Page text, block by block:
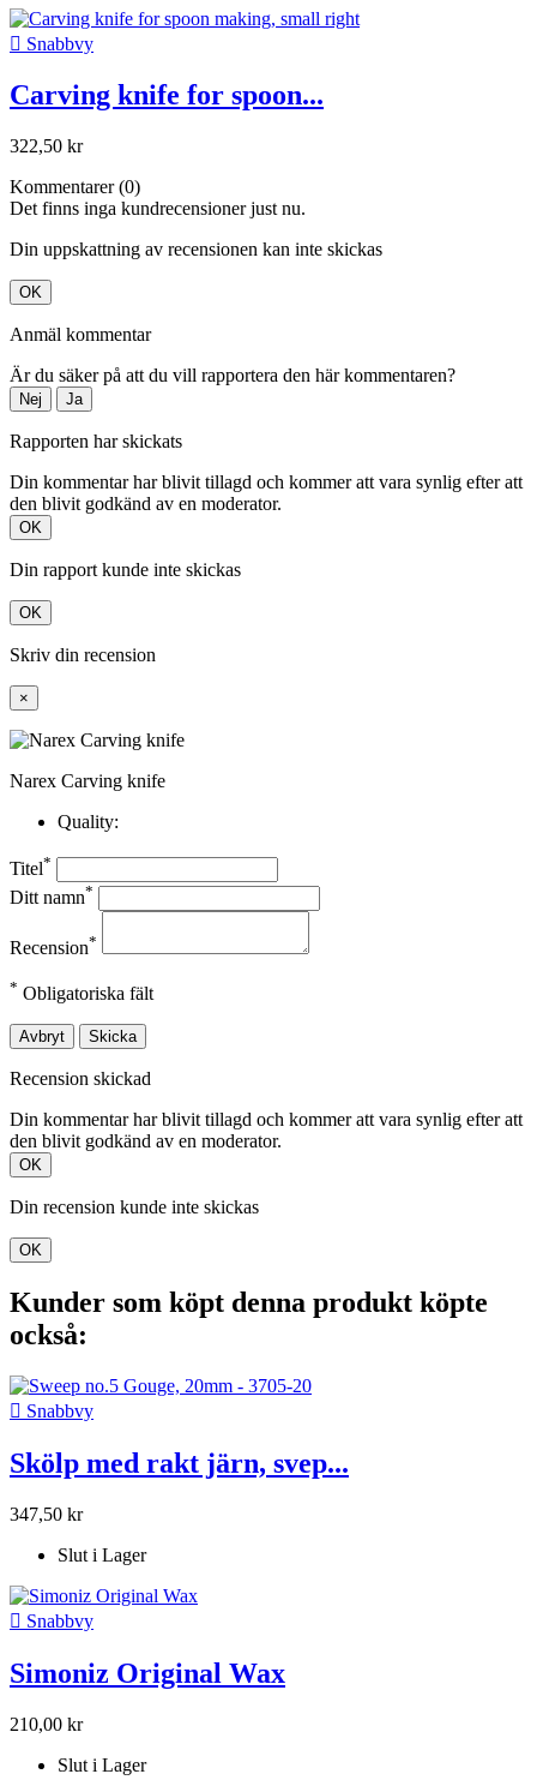
 Snabbvy
Carving knife for spoon...
322,50 kr
Kommentarer (0)
Det finns inga kundrecensioner just nu.
Din uppskattning av recensionen kan inte skickas
OK
Anmäl kommentar
Är du säker på att du vill rapportera den här kommentaren?
Nej Ja
Rapporten har skickats
Din kommentar har blivit tillagd och kommer att vara synlig efter att
den blivit godkänd av en moderator.
OK
Din rapport kunde inte skickas
OK
Skriv din recension
×
Narex Carving knife
Quality:
Titel*
Ditt namn*
Recension*
* Obligatoriska fält
Avbryt Skicka
Recension skickad
Din kommentar har blivit tillagd och kommer att vara synlig efter att
den blivit godkänd av en moderator.
OK
Din recension kunde inte skickas
OK
Kunder som köpt denna produkt köpte
också:
 Snabbvy
Skölp med rakt järn, svep...
347,50 kr
Slut i Lager
 Snabbvy
Simoniz Original Wax
210,00 kr
Slut i Lager